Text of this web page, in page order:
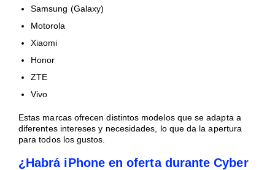
Samsung (Galaxy)
Motorola
Xiaomi
Honor
ZTE
Vivo
Estas marcas ofrecen distintos modelos que se adapta a
diferentes intereses y necesidades, lo que da la apertura
para todos los gustos.
¿Habrá iPhone en oferta durante Cyber